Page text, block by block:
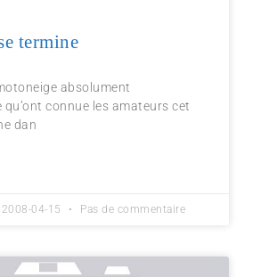
termine
absolument
qu’ont connue les amateurs cet
dan
2008-04-15 Pas de commentaire